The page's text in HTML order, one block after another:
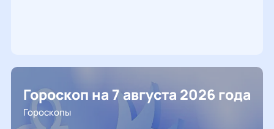
Гороскоп на 7 августа 2026 года
Гороскопы